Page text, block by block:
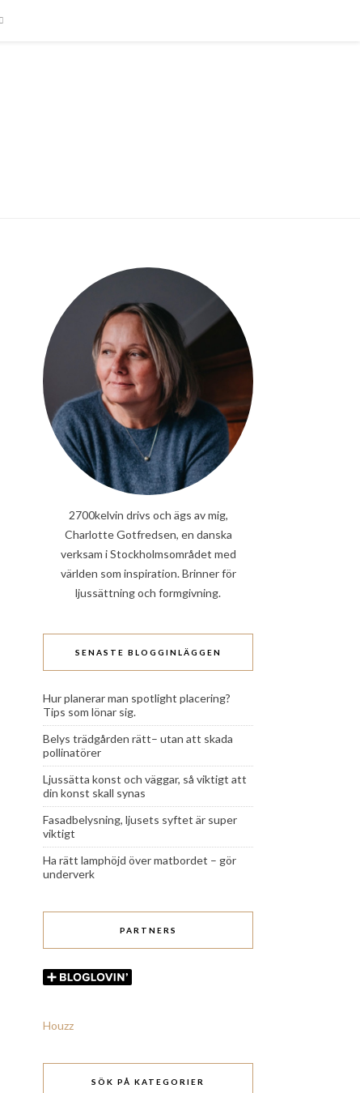
2700kelvin drivs och ägs av mig,
Charlotte Gotfredsen, en danska
verksam i Stockholmsområdet med
världen som inspiration. Brinner för
ljussättning och formgivning.
SENASTE BLOGGINLÄGGEN
Hur planerar man spotlight placering?
Tips som lönar sig.
Belys trädgården rätt– utan att skada
pollinatörer
Ljussätta konst och väggar, så viktigt att
din konst skall synas
Fasadbelysning, ljusets syftet är super
viktigt
Ha rätt lamphöjd över matbordet – gör
underverk
PARTNERS
Houzz
SÖK PÅ KATEGORIER